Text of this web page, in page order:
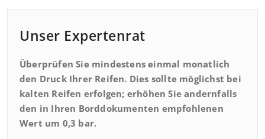
Unser Expertenrat
Überprüfen Sie mindestens einmal monatlich
den Druck Ihrer Reifen. Dies sollte möglichst bei
kalten Reifen erfolgen; erhöhen Sie andernfalls
den in Ihren Borddokumenten empfohlenen
Wert um 0,3 bar.